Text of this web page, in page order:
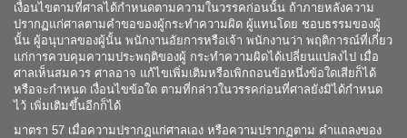
เงื่อนไขตามที่ศาลได้กำหนดตามความในวรรคก่อนนั้น ถ้าภายหลังความ
ปรากฏแก่ศาลตามคำขอของผู้กระทำความผิด ผู้แทนโดย ชอบธรรมของผู้
นั้น ผู้อนุบาลของผู้นั้น พนักงานอัยการหรือเจ้า พนักงานว่า พฤติการณ์ที่เกี่ยว
แก่การควบคุมความประพฤติของผู้ กระทำความผิดได้เปลี่ยนแปลงไป เมื่อ
ศาลเห็นสมควร ศาลอาจ แก้ไขเพิ่มเติมหรือเพิกถอนข้อหนึ่งข้อใดเสียก็ได้
หรือจะกำหนด เงื่อนไขข้อใด ตามที่กล่าวในวรรคก่อนที่ศาลยังมิได้กำหนด
ไว้ เพิ่มเติมขึ้นอีกก็ได้
มาตรา 57 เมื่อความปรากฏแก่ศาลเอง หรือความปรากฏตาม คำแถลงของ